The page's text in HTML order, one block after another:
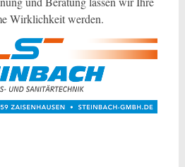
Wirklichkeit werden.